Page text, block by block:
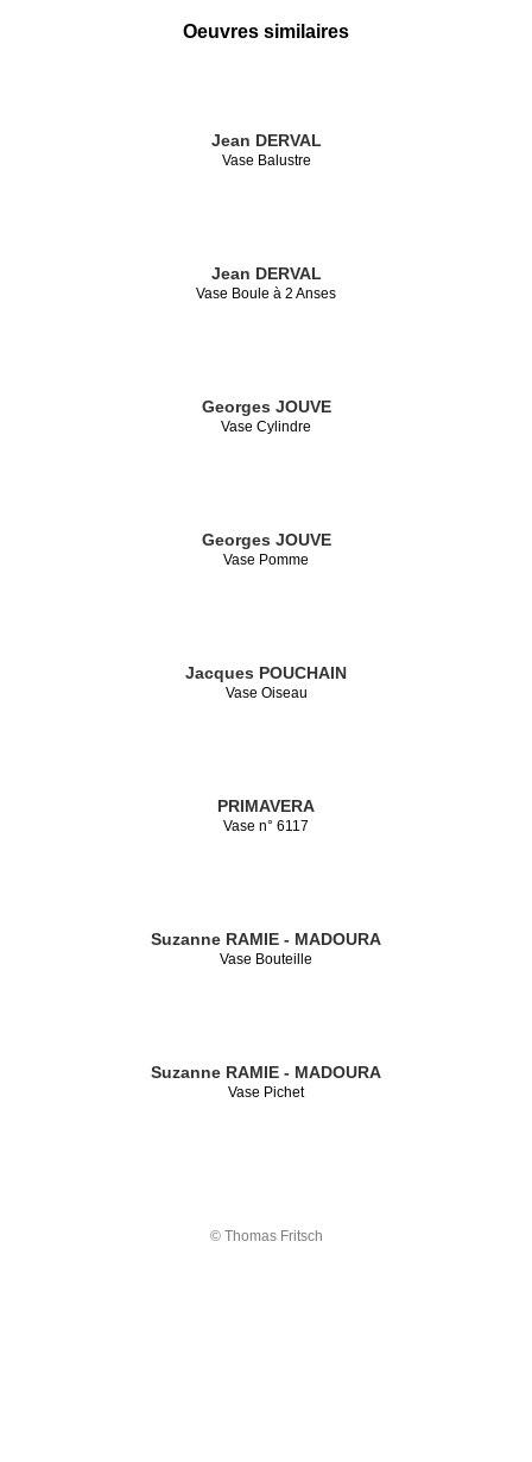
Oeuvres similaires
Jean DERVAL
Vase Balustre
Jean DERVAL
Vase Boule à 2 Anses
Georges JOUVE
Vase Cylindre
Georges JOUVE
Vase Pomme
Jacques POUCHAIN
Vase Oiseau
PRIMAVERA
Vase n° 6117
Suzanne RAMIE - MADOURA
Vase Bouteille
Suzanne RAMIE - MADOURA
Vase Pichet
© Thomas Fritsch